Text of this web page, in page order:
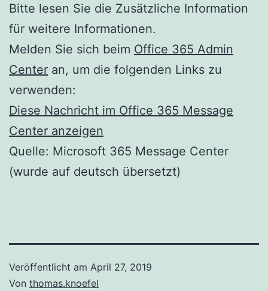
Bitte lesen Sie die Zusätzliche Information
für weitere Informationen.
Melden Sie sich beim Office 365 Admin
Center an, um die folgenden Links zu
verwenden:
Diese Nachricht im Office 365 Message
Center anzeigen
Quelle: Microsoft 365 Message Center
(wurde auf deutsch übersetzt)
Veröffentlicht am April 27, 2019
Von thomas.knoefel